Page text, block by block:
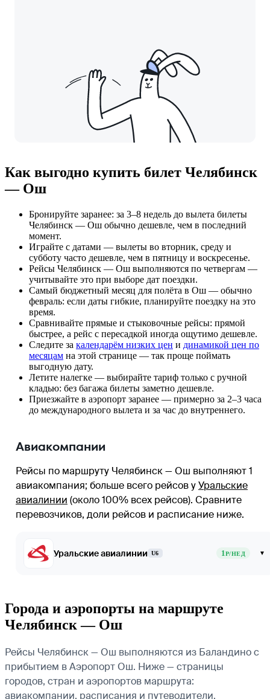
Как выгодно купить билет Челябинск
— Ош
Бронируйте заранее: за 3–8 недель до вылета билеты
Челябинск — Ош обычно дешевле, чем в последний
момент.
Играйте с датами — вылеты во вторник, среду и
субботу часто дешевле, чем в пятницу и воскресенье.
Рейсы Челябинск — Ош выполняются по четвергам —
учитывайте это при выборе дат поездки.
Самый бюджетный месяц для полёта в Ош — обычно
февраль: если даты гибкие, планируйте поездку на это
время.
Сравнивайте прямые и стыковочные рейсы: прямой
быстрее, а рейс с пересадкой иногда ощутимо дешевле.
Следите за календарём низких цен и динамикой цен по
месяцам на этой странице — так проще поймать
выгодную дату.
Летите налегке — выбирайте тариф только с ручной
кладью: без багажа билеты заметно дешевле.
Приезжайте в аэропорт заранее — примерно за 2–3 часа
до международного вылета и за час до внутреннего.
Авиакомпании
Рейсы по маршруту Челябинск — Ош выполняют 1
авиакомпания; больше всего рейсов уУральские
авиалинии (около 100% всех рейсов). Сравните
перевозчиков, доли рейсов и расписание ниже.
Уральские авиалинии U6 1Р/НЕД ▾
Города и аэропорты на маршруте
Челябинск — Ош
Рейсы Челябинск — Ош выполняются из Баландино с
прибытием в Аэропорт Ош. Ниже — страницы
городов, стран и аэропортов маршрута:
авиакомпании, расписания и путеводители.